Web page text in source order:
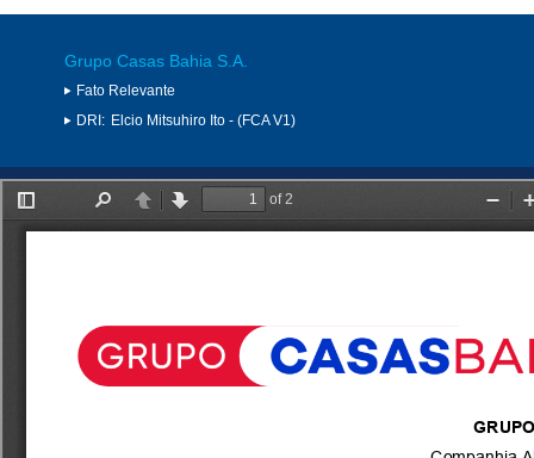
Grupo Casas Bahia S.A.
Fato Relevante
DRI: Elcio Mitsuhiro Ito - (FCA V1)